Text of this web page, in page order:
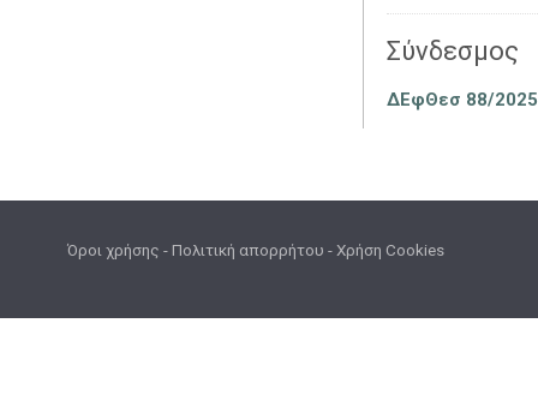
Σύνδεσμος
ΔΕφΘεσ 88/2025
Όροι χρήσης -Πολιτική απορρήτου -Χρήση Cookies